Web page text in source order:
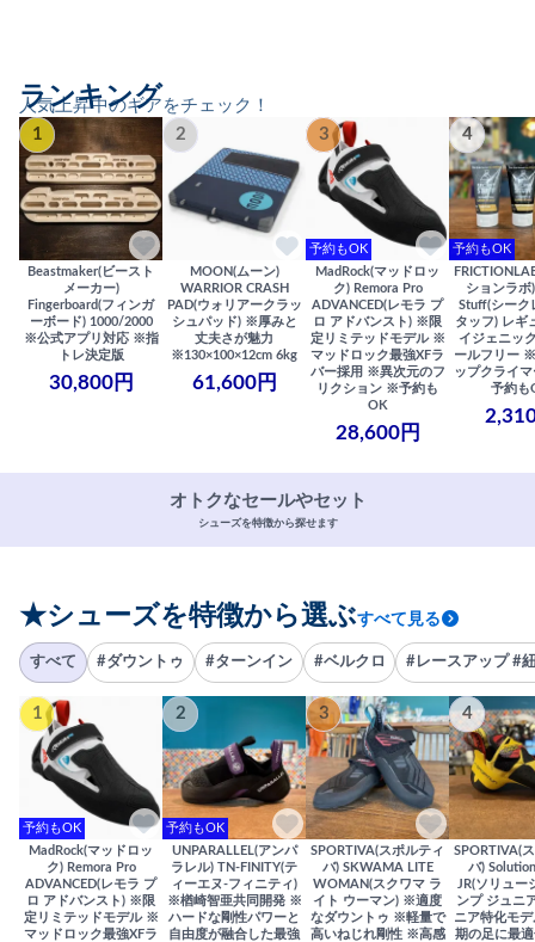
人気上昇中のギアをチェック！
ランキング
1
Beastmaker(ビースト
メーカー)
Fingerboard(フィンガ
ーボード) 1000/2000
※公式アプリ対応 ※指
トレ決定版
30,800円
2
MOON(ムーン)
WARRIOR CRASH
PAD(ウォリアークラッ
シュパッド) ※厚みと
丈夫さが魅力
※130×100×12cm 6kg
61,600円
3
予約もOK
MadRock(マッドロッ
ク) Remora Pro
ADVANCED(レモラ プ
ロ アドバンスト) ※限
定リミテッドモデル ※
マッドロック最強XFラ
バー採用 ※異次元のフ
リクション ※予約も
OK
28,600円
4
予約もOK
ションラボ
Stuff(シーク
タッフ) レギ
イジェニッ
ールフリー
ップクライ
予約も
オトクなセールやセット
シューズを特徴から探せます
★シューズを特徴から選ぶすべて見る
すべて #ダウントゥ #ターンイン #ベルクロ #レースアップ #
1
予約もOK
MadRock(マッドロッ
ク) Remora Pro
ADVANCED(レモラ プ
ロ アドバンスト) ※限
定リミテッドモデル ※
マッドロック最強XFラ
2
予約もOK
UNPARALLEL(アンパ
ラレル) TN-FINITY(テ
ィーエヌ-フィニティ)
※楢崎智亜共同開発 ※
ハードな剛性パワーと
自由度が融合した最強
3
SPORTIVA(スポルティ
バ) SKWAMA LITE
WOMAN(スクワマ ラ
イト ウーマン) ※適度
なダウントゥ ※軽量で
高いねじれ剛性 ※高感
4
SPORTIVA(
バ)
JR(ソリュー
ンプ ジュニ
ニア特化モ
期の足に最